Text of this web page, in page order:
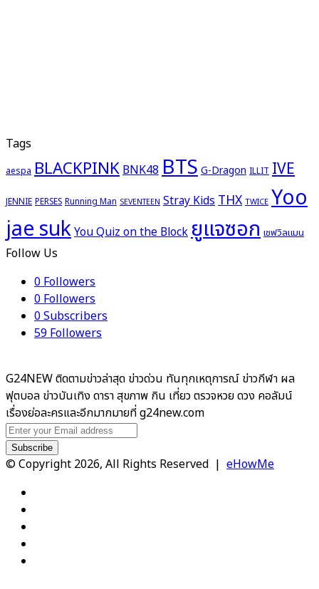
Tags
aespa BLACKPINKBNK48BTSG-Dragon ILLIT IVE
JENNIE PERSES Running Man SEVENTEEN Stray KidsTHX TWICE Yoo
jae sukYou Quiz on the Blockยูแจซอก เชฟวิลแมน
Follow Us
0Followers
0Followers
0Subscribers
59Followers
G24NEW ติดตามข่าวล่าสุด ข่าวด่วน ทันทุกเหตุการณ์ ข่าวกีฬา ผล
ฟุตบอล ข่าวบันเทิง ดารา สุขภาพ กิน เที่ยว ตรวจหวย ดวง คอลัมน์
เรื่องย่อละครและอีกมากมายที่ g24new.com
Enter
your
Email
© Copyright 2026, All Rights Reserved | eHowMe